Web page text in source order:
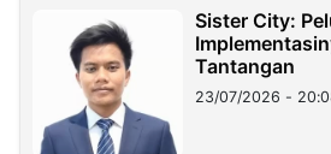
Sister City:
Tantangan
23/07/2026 -